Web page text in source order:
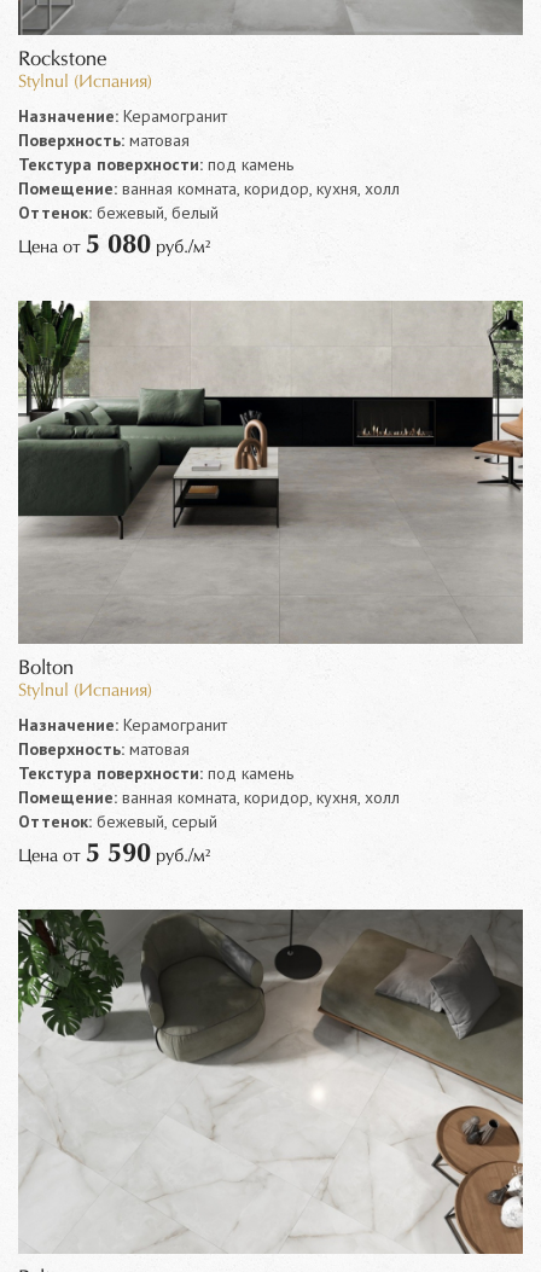
Rockstone
Stylnul (Испания)
Назначение: Керамогранит
Поверхность: матовая
Текстура поверхности: под камень
Помещение: ванная комната, коридор, кухня, холл
Оттенок: бежевый, белый
Цена от 5 080 руб./м²
Bolton
Stylnul (Испания)
Назначение: Керамогранит
Поверхность: матовая
Текстура поверхности: под камень
Помещение: ванная комната, коридор, кухня, холл
Оттенок: бежевый, серый
Цена от 5 590 руб./м²